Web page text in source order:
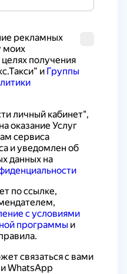
рекламных
моих
получения
и Группы
личный кабинет",
оказание Услуг
сервиса
и уведомлен об
данных на
по ссылке,
с условиями
программы и
связаться с вами
WhatsApp